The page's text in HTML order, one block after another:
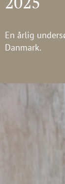
En årlig
Danmark.